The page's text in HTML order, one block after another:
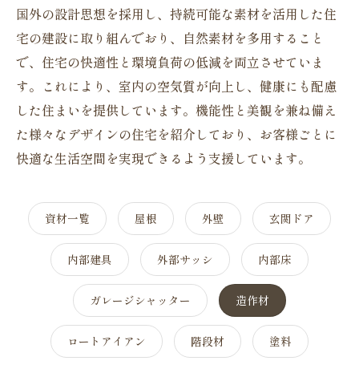
国外の設計思想を採用し、持続可能な素材を活用した住
宅の建設に取り組んでおり、自然素材を多用すること
で、住宅の快適性と環境負荷の低減を両立させていま
す。これにより、室内の空気質が向上し、健康にも配慮
した住まいを提供しています。機能性と美観を兼ね備え
た様々なデザインの住宅を紹介しており、お客様ごとに
快適な生活空間を実現できるよう支援しています。
資材一覧 屋根 外壁 玄関ドア
内部建具 外部サッシ 内部床
ガレージシャッター 造作材
ロートアイアン 階段材 塗料